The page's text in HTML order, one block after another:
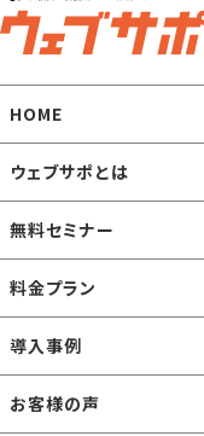
HOME
ウェブサポとは
無料セミナー
料金プラン
導入事例
お客様の声